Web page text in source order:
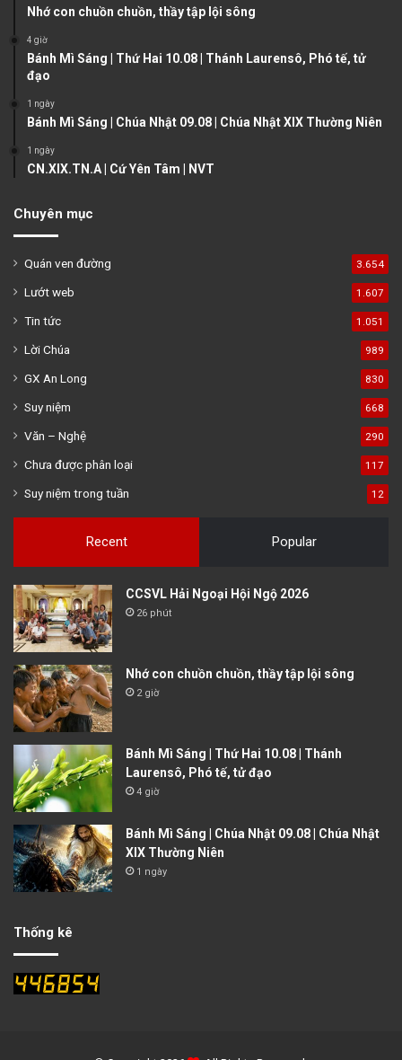
p
g
Nhớ con chuồn chuồn, thầy tập lội sông
4 giờ
Bánh Mì Sáng | Thứ Hai 10.08 | Thánh Laurensô, Phó tế, tử
đạo
1 ngày
Bánh Mì Sáng | Chúa Nhật 09.08 | Chúa Nhật XIX Thường Niên
1 ngày
CN.XIX.TN.A | Cứ Yên Tâm | NVT
Chuyên mục
Quán ven đường 3.654
Lướt web 1.607
Tin tức 1.051
Lời Chúa 989
GX An Long 830
Suy niệm 668
Văn – Nghệ 290
Chưa được phân loại 117
Suy niệm trong tuần 12
Recent Popular
CCSVL Hải Ngoại Hội Ngộ 2026
26 phút
Nhớ con chuồn chuồn, thầy tập lội sông
2 giờ
Bánh Mì Sáng | Thứ Hai 10.08 | Thánh
Laurensô, Phó tế, tử đạo
4 giờ
Bánh Mì Sáng | Chúa Nhật 09.08 | Chúa Nhật
XIX Thường Niên
1 ngày
Thống kê